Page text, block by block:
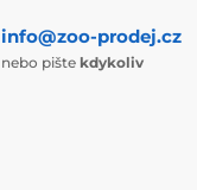
info@zoo-prodej.cz
nebo pište kdykoliv